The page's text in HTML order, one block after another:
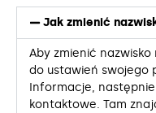
Jak zmienić
Aby zmienić
do ustawień swojego
Informacje,
kontaktowe. Tam